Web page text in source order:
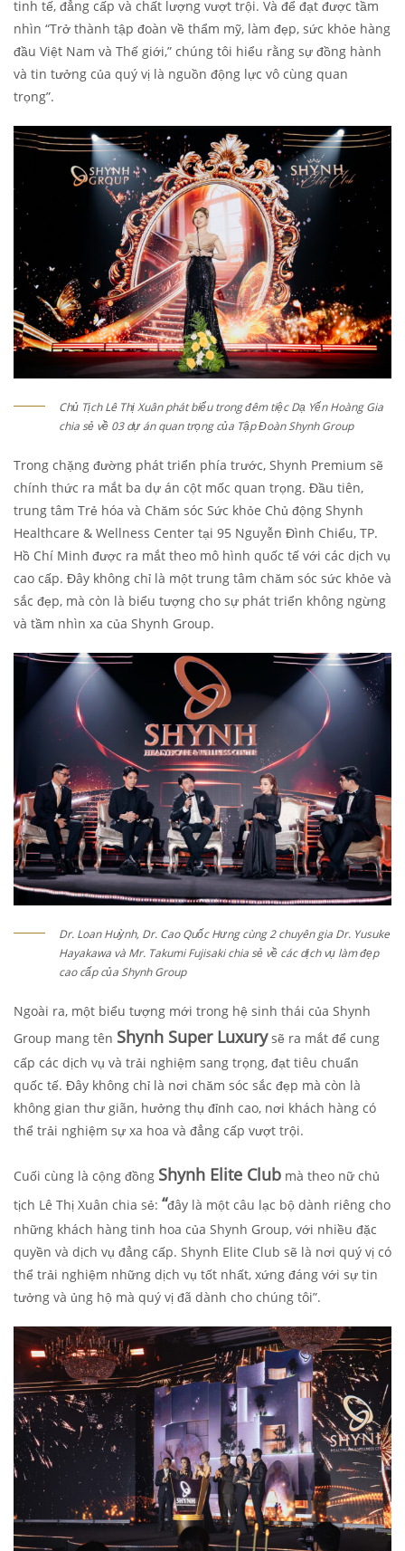
tinh tế, đẳng cấp và chất lượng vượt trội. Và để đạt được tầm
nhìn “Trở thành tập đoàn về thẩm mỹ, làm đẹp, sức khỏe hàng
đầu Việt Nam và Thế giới,” chúng tôi hiểu rằng sự đồng hành
và tin tưởng của quý vị là nguồn động lực vô cùng quan
trọng”.
Chủ Tịch Lê Thị Xuân phát biểu trong đêm tiệc Dạ Yến Hoàng Gia
chia sẻ về 03 dự án quan trọng của Tập Đoàn Shynh Group
Trong chặng đường phát triển phía trước, Shynh Premium sẽ
chính thức ra mắt ba dự án cột mốc quan trọng. Đầu tiên,
trung tâm Trẻ hóa và Chăm sóc Sức khỏe Chủ động Shynh
Healthcare & Wellness Center tại 95 Nguyễn Đình Chiểu, TP.
Hồ Chí Minh được ra mắt theo mô hình quốc tế với các dịch vụ
cao cấp. Đây không chỉ là một trung tâm chăm sóc sức khỏe và
sắc đẹp, mà còn là biểu tượng cho sự phát triển không ngừng
và tầm nhìn xa của Shynh Group.
Dr. Loan Huỳnh, Dr. Cao Quốc Hưng cùng 2 chuyên gia Dr. Yusuke
Hayakawa và Mr. Takumi Fujisaki chia sẻ về các dịch vụ làm đẹp
cao cấp của Shynh Group
Ngoài ra, một biểu tượng mới trong hệ sinh thái của Shynh
Group mang tên Shynh Super Luxurysẽ ra mắt để cung
cấp các dịch vụ và trải nghiệm sang trọng, đạt tiêu chuẩn
quốc tế. Đây không chỉ là nơi chăm sóc sắc đẹp mà còn là
không gian thư giãn, hưởng thụ đỉnh cao, nơi khách hàng có
thể trải nghiệm sự xa hoa và đẳng cấp vượt trội.
Cuối cùng là cộng đồng Shynh Elite Club mà theo nữ chủ
tịch Lê Thị Xuân chia sẻ: “đây là một câu lạc bộ dành riêng cho
những khách hàng tinh hoa của Shynh Group, với nhiều đặc
quyền và dịch vụ đẳng cấp. Shynh Elite Club sẽ là nơi quý vị có
thể trải nghiệm những dịch vụ tốt nhất, xứng đáng với sự tin
tưởng và ủng hộ mà quý vị đã dành cho chúng tôi”.